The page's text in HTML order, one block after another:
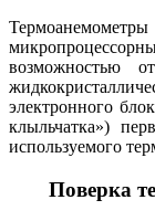
возможностью
электронного
клыльчатка»)
используемого
Поверка